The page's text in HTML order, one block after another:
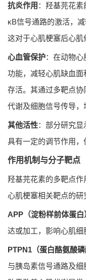
抗炎作用 ：羟基芫花
κB信号通路的激活，
这对于心肌梗塞后心肌
心血管保护：在动物
功能，减轻心肌缺血
存活。其通过多靶点
代谢及细胞信号传导，
其他活性：部分研究
具有一定的调节作用，
作用机制与分子靶点
羟基芫花素的多靶点
心肌梗塞相关靶点的研
APP（淀粉样前体蛋白
达或加工，影响心肌细
PTPN1（蛋白酪氨酸磷
与胰岛素信号通路及